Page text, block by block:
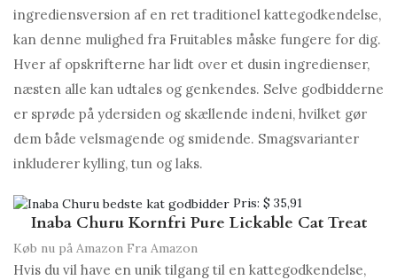
ingrediensversion af en ret traditionel kattegodkendelse,
kan denne mulighed fra Fruitables måske fungere for dig.
Hver af opskrifterne har lidt over et dusin ingredienser,
næsten alle kan udtales og genkendes. Selve godbidderne
er sprøde på ydersiden og skællende indeni, hvilket gør
dem både velsmagende og smidende. Smagsvarianter
inkluderer kylling, tun og laks.
Pris: $ 35,91
Inaba Churu Kornfri Pure Lickable Cat Treat
Køb nu på Amazon Fra Amazon
Hvis du vil have en unik tilgang til en kattegodkendelse,